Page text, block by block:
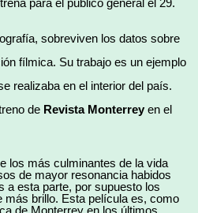
sobreviven los datos sobre
fílmica. Su trabajo es un ejemplo
realizaba en el interior del país.
de Revista Monterrey en el
los más culminantes de la vida
de mayor resonancia habidos
a esta parte, por supuesto los
más brillo. Esta película es, como
de Monterrey en los últimos